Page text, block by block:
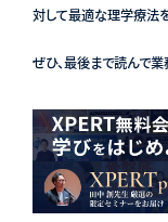
対して最適な理学療法
ぜひ、最後まで読んで